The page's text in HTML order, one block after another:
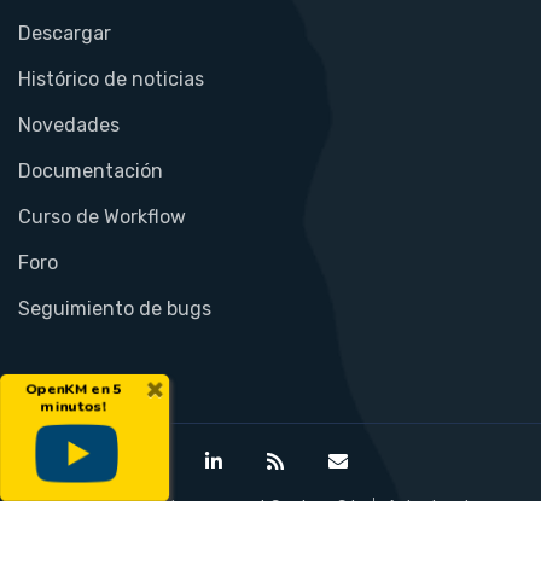
Descargar
Histórico de noticias
Novedades
Documentación
Curso de Workflow
Foro
Seguimiento de bugs
©Open Document Management System S.L.
Aviso legal
×
OpenKM en 5
minutos!